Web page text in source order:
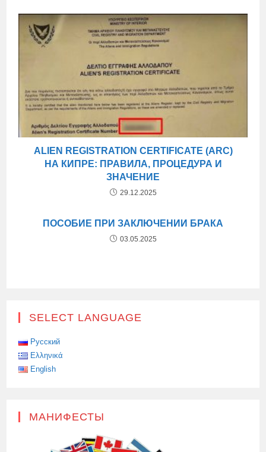
ALIEN REGISTRATION CERTIFICATE (ARC)
НА КИПРЕ: ПРАВИЛА, ПРОЦЕДУРА И
ЗНАЧЕНИЕ
29.12.2025
ПОСОБИЕ ПРИ ЗАКЛЮЧЕНИИ БРАКА
03.05.2025
SELECT LANGUAGE
Русский
Ελληνικά
English
МАНИФЕСТЫ